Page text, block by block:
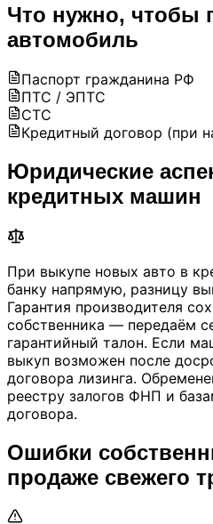
Что нужно, чтобы
автомобиль
Паспорт гражданина РФ
ПТС / ЭПТС
СТС
Кредитный договор (при
Юридические
кредитных машин
При выкупе новых авто в
банку напрямую, разницу
Гарантия производителя
собственника — передаём
гарантийный талон. Если
выкуп возможен после
договора лизинга.
реестру залогов ФНП и
договора.
Ошибки
продаже свежего